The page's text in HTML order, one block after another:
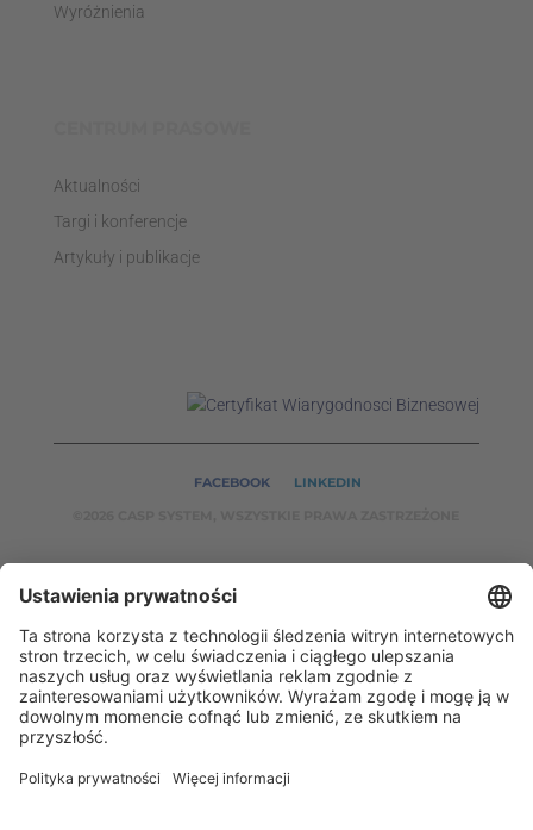
Wyróżnienia
Aktualności
Targi i konferencje
Artykuły i publikacje
FACEBOOK
LINKEDIN
CASPSYSTEM.PL
AUTOMATYKA24.PL
WZORCENDT.P
L
BINAR24.PL EH24.PL
CASP System – Twój partner w dziedzinie Badań